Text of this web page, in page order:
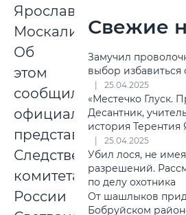
Ярослав
Москалик.
Об
этом
сообщила
официальный
представитель
Следственного
комитета
России
Свежие
Замучил
выбор избавиться
25.04.2025
«Местечко Глуск.
Десантник,
история Терентия
25.04.2025
Убил лося, не
разрешений.
по делу охотника
От шашлыков
Бобруйском